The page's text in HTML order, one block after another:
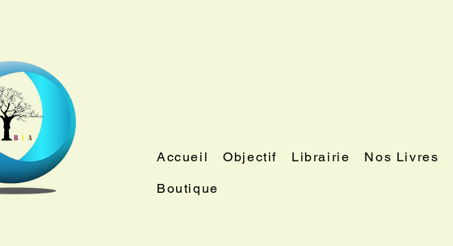
Accueil Objectif Librairie Nos Livres
Boutique